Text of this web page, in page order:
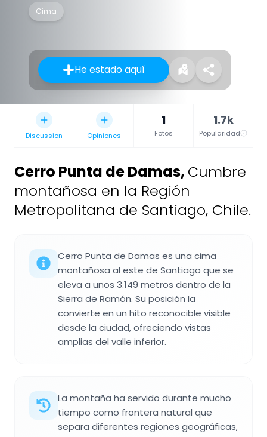
Cima
He estado aquí
Discussion Opiniones
1
Fotos
1.7k
Popularidad
Cerro Punta de Damas, Cumbre
montañosa en la Región
Metropolitana de Santiago, Chile.
Cerro Punta de Damas es una cima
montañosa al este de Santiago que se
eleva a unos 3.149 metros dentro de la
Sierra de Ramón. Su posición la
convierte en un hito reconocible visible
desde la ciudad, ofreciendo vistas
amplias del valle inferior.
La montaña ha servido durante mucho
tiempo como frontera natural que
separa diferentes regiones geográficas,